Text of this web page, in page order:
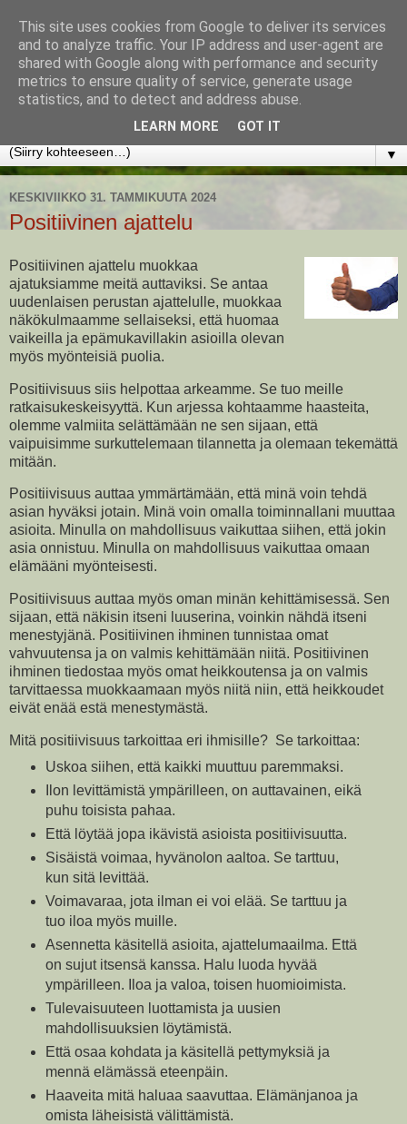
www.jyrkikokko.fi
Uusi Suunta - Jokainen hetki tarjoaa tilaisuuden muuttaa
▼
KESKIVIIKKO 31. TAMMIKUUTA 2024
Positiivinen ajattelu
Positiivinen ajattelu muokkaa
ajatuksiamme meitä auttaviksi. Se antaa
uudenlaisen perustan ajattelulle, muokkaa
näkökulmaamme sellaiseksi, että huomaa
vaikeilla ja epämukavillakin asioilla olevan
myös myönteisiä puolia.
Positiivisuus siis helpottaa arkeamme. Se tuo meille
ratkaisukeskeisyyttä. Kun arjessa kohtaamme haasteita,
olemme valmiita selättämään ne sen sijaan, että
vaipuisimme surkuttelemaan tilannetta ja olemaan tekemättä
mitään.
Positiivisuus auttaa ymmärtämään, että minä voin tehdä
asian hyväksi jotain. Minä voin omalla toiminnallani muuttaa
asioita. Minulla on mahdollisuus vaikuttaa siihen, että jokin
asia onnistuu. Minulla on mahdollisuus vaikuttaa omaan
elämääni myönteisesti.
Positiivisuus auttaa myös oman minän kehittämisessä. Sen
sijaan, että näkisin itseni luuserina, voinkin nähdä itseni
menestyjänä. Positiivinen ihminen tunnistaa omat
vahvuutensa ja on valmis kehittämään niitä. Positiivinen
ihminen tiedostaa myös omat heikkoutensa ja on valmis
tarvittaessa muokkaamaan myös niitä niin, että heikkoudet
eivät enää estä menestymästä.
Mitä positiivisuus tarkoittaa eri ihmisille? Se tarkoittaa:
Uskoa siihen, että kaikki muuttuu paremmaksi.
Ilon levittämistä ympärilleen, on auttavainen, eikä
puhu toisista pahaa.
Että löytää jopa ikävistä asioista positiivisuutta.
Sisäistä voimaa, hyvänolon aaltoa. Se tarttuu,
kun sitä levittää.
Voimavaraa, jota ilman ei voi elää. Se tarttuu ja
tuo iloa myös muille.
Asennetta käsitellä asioita, ajattelumaailma. Että
on sujut itsensä kanssa. Halu luoda hyvää
ympärilleen. Iloa ja valoa, toisen huomioimista.
Tulevaisuuteen luottamista ja uusien
mahdollisuuksien löytämistä.
Että osaa kohdata ja käsitellä pettymyksiä ja
mennä elämässä eteenpäin.
Haaveita mitä haluaa saavuttaa. Elämänjanoa ja
omista läheisistä välittämistä.
This site uses cookies from Google to deliver its services
and to analyze traffic. Your IP address and user-agent are
shared with Google along with performance and security
metrics to ensure quality of service, generate usage
statistics, and to detect and address abuse.
LEARN MORE GOT IT